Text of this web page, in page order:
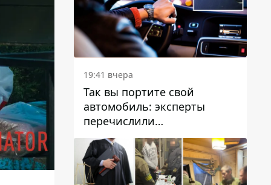
19:41 вчера
Так вы портите свой
автомобиль: эксперты
перечислили
распространенные
привычки водителей,
которые на самом деле
вредят машине